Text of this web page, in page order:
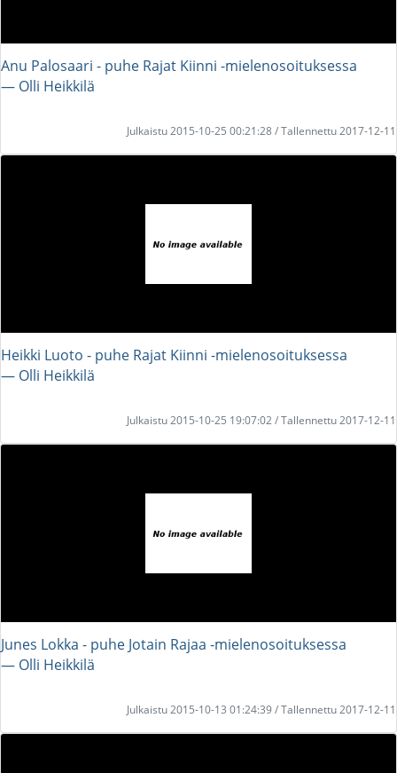
Anu Palosaari - puhe Rajat Kiinni -mielenosoituksessa
― Olli Heikkilä
Julkaistu 2015-10-25 00:21:28 / Tallennettu 2017-12-11
Heikki Luoto - puhe Rajat Kiinni -mielenosoituksessa
― Olli Heikkilä
Julkaistu 2015-10-25 19:07:02 / Tallennettu 2017-12-11
Junes Lokka - puhe Jotain Rajaa -mielenosoituksessa
― Olli Heikkilä
Julkaistu 2015-10-13 01:24:39 / Tallennettu 2017-12-11